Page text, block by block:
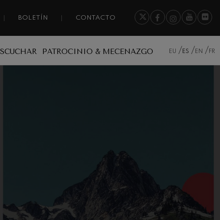
BOLETÍN CONTACTO
PATROCINIO & MECENAZGO EU ES EN FR